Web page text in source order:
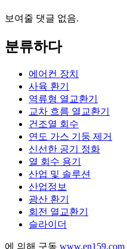
보여줄 댓글 없음.
분류하다
에어컨 장치
사육 환기
역류형 열교환기
교차 흐름 열교환기
건조열 회수
연도 가스 기둥 제거
신선한 공기 정화
열 회수 용기
산업 및 솔루션
산업정보
광산 환기
회전 열교환기
슬라이더
에 의해 구동 www.en159.com